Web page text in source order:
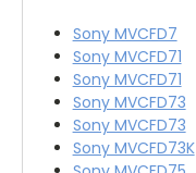
Sony MVCFD7
Sony MVCFD71
Sony MVCFD71
Sony MVCFD73
Sony MVCFD73
Sony MVCFD73K